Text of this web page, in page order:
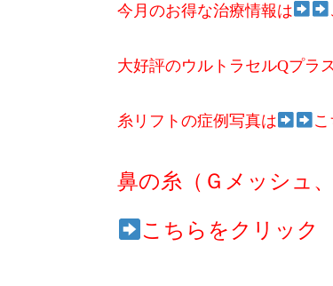
今月のお得な治療情報は
大好評のウルトラセルQプラ
糸リフトの症例写真は
鼻の糸（Ｇメッシュ
こちらをクリック